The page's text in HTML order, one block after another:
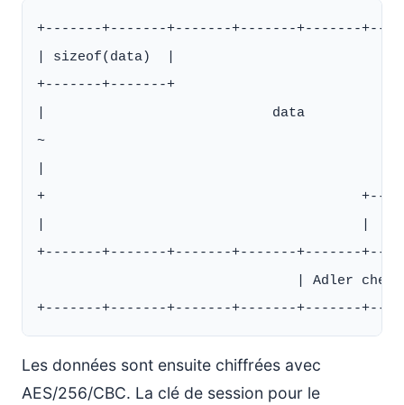
+-------+-------+-------+-------+-------
| sizeof(data)  |
+-------+-------+
|                            data
~
+
+-------+-------+-------+-------+-------
| Adler
Les données sont ensuite chiffrées avec
AES/256/CBC. La clé de session pour le